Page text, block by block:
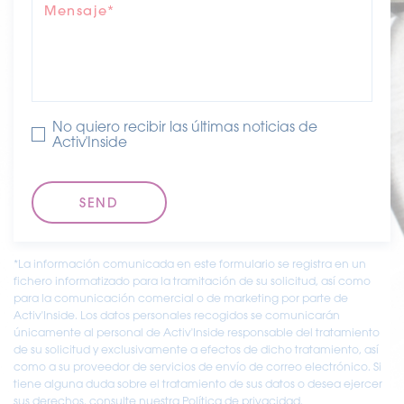
extracto de estigma de azafrán (30 mg/día)
menopausia, en comparación con el placebo.
– Las tasas de respuesta completa y de remisión
azafrán a las 4 y 6 semanas, lo que demuestra
mejoras tanto físicas como psicológicas.
Equilibrio emocional:
– En un ensayo aleatorizado a doble ciego, 56
sujetos sanos con sentimientos de tristeza o
ansiedad recibieron Safr’Inside™ (30 mg/día)
Mensaje*
No quiero recibir las últimas noticias de
Activ'Inside
*La información comunicada en este formulario se registra en un
fichero informatizado para la tramitación de su solicitud, así como
para la comunicación comercial o de marketing por parte de
Activ'Inside. Los datos personales recogidos se comunicarán
únicamente al personal de Activ'Inside responsable del tratamiento
de su solicitud y exclusivamente a efectos de dicho tratamiento, así
como a su proveedor de servicios de envío de correo electrónico. Si
tiene alguna duda sobre el tratamiento de sus datos o desea ejercer
sus derechos, consulte nuestra Política de privacidad.